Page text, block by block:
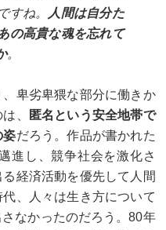
すね。
人間は自分た
の高貴な魂を忘れて
。
卑劣卑猥な部分に働きか
、
匿名という安全地帯で
姿だろう。作品が書かれた
進し、競争社会を激化さ
経済活動を優先して人間
、人々は生き方について
なかったのだろう。80年